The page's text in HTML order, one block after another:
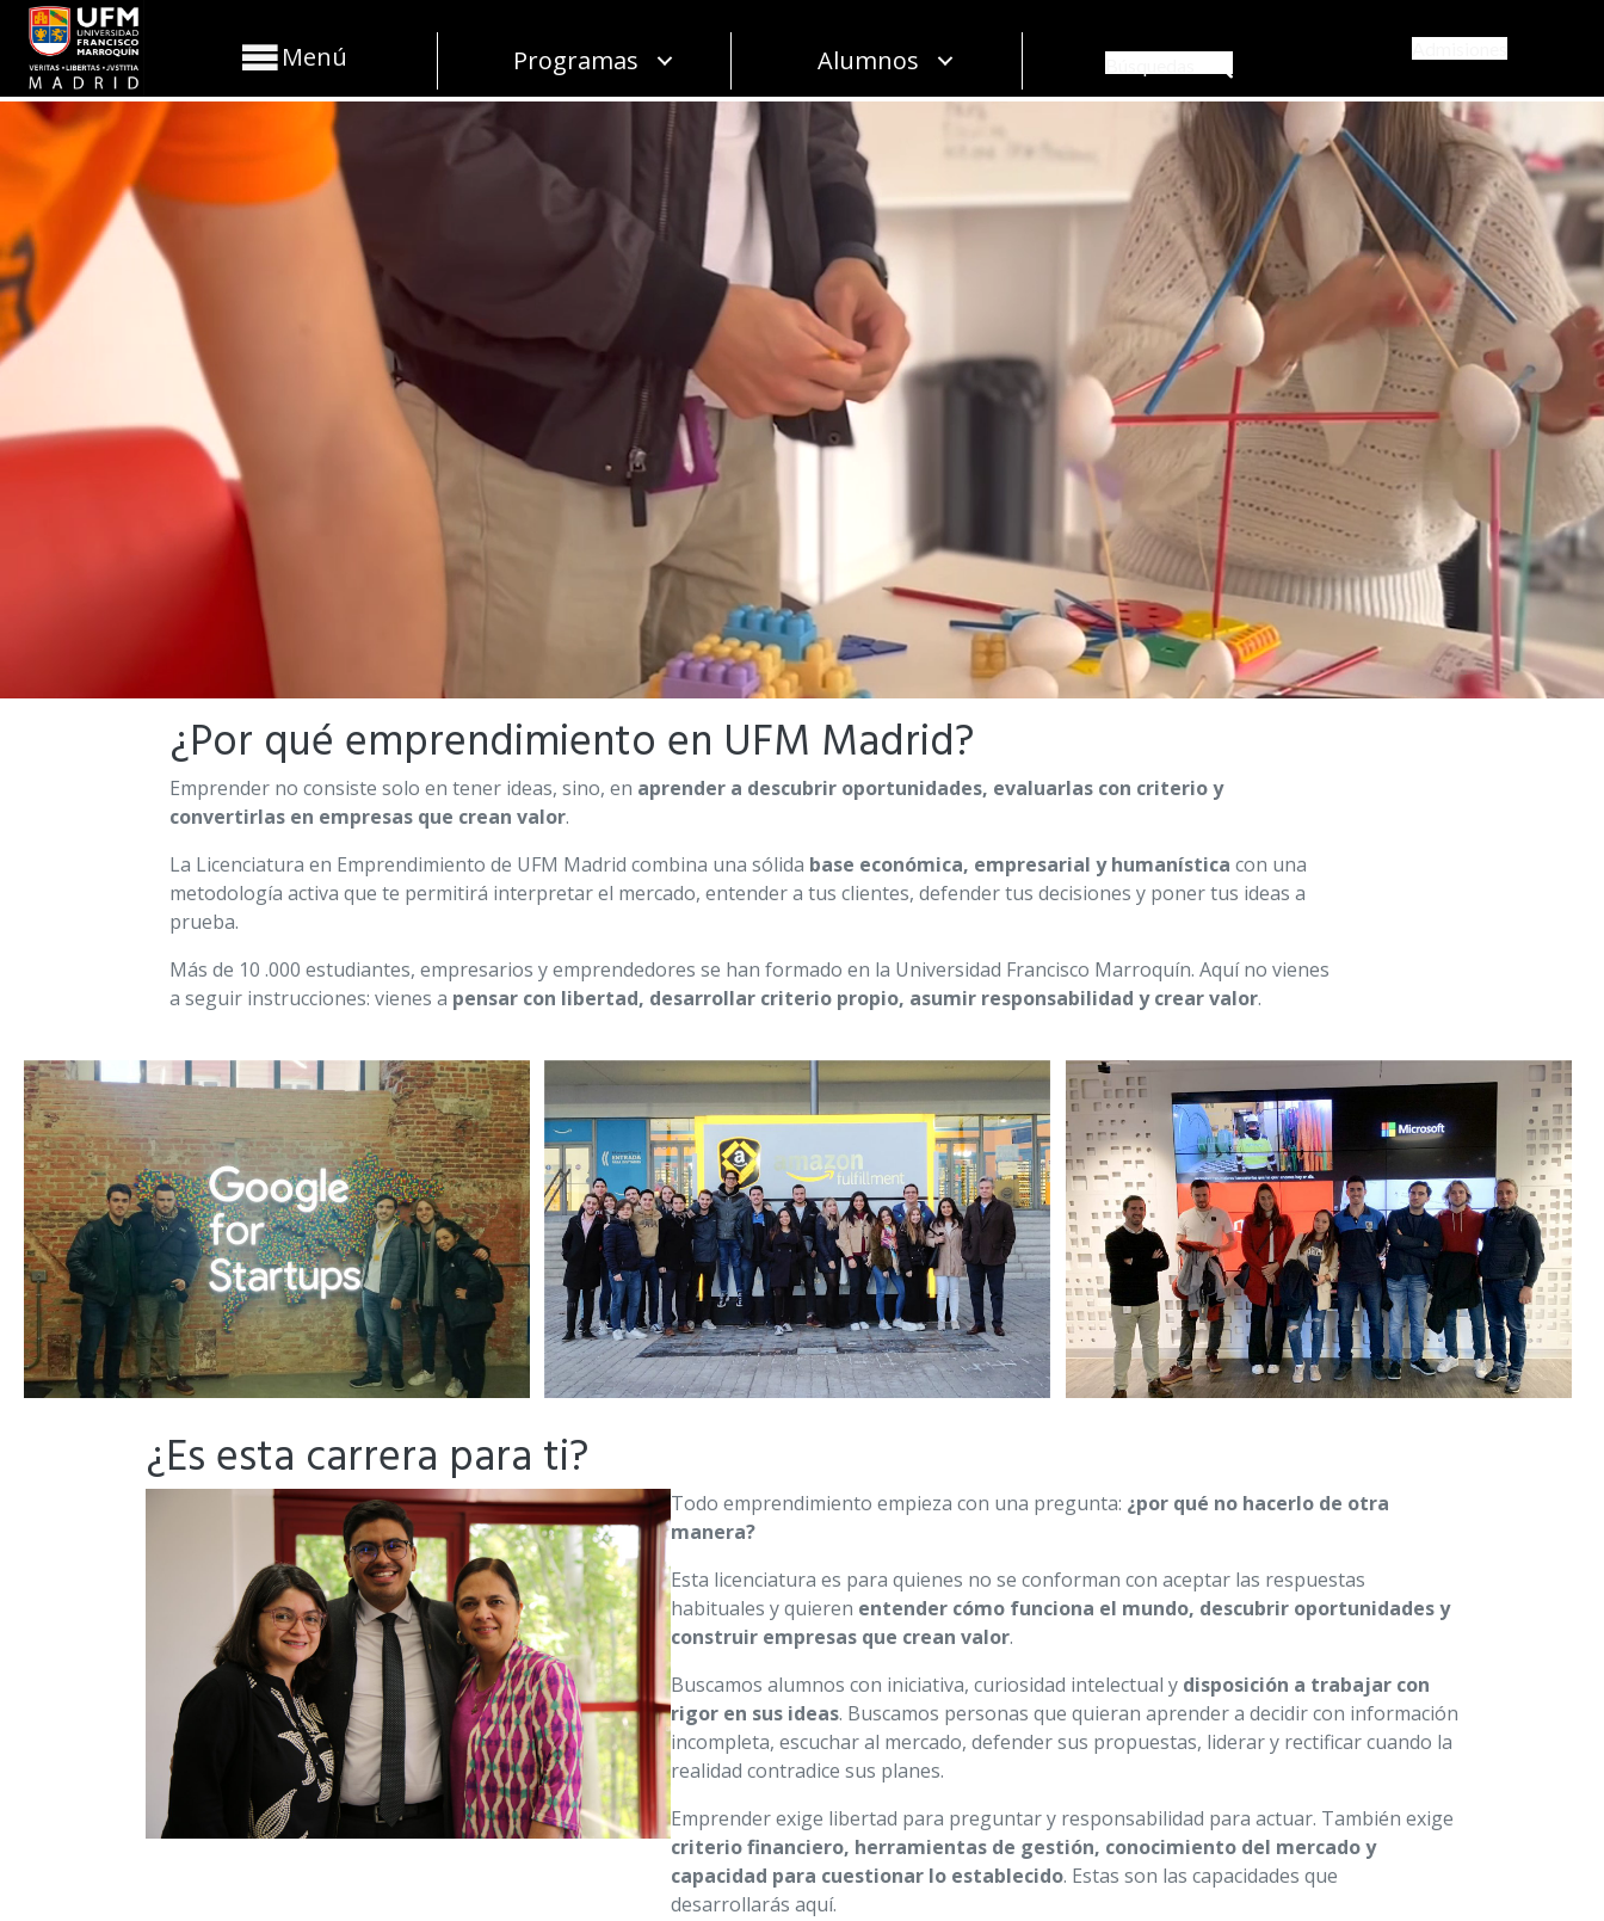
Menú Programas Alumnos
¿Por qué emprendimiento en UFM Madrid?
Emprender no consiste solo en tener ideas, sino, en aprender a descubrir oportunidades, evaluarlas con criterio y
convertirlas en empresas que crean valor.
La Licenciatura en Emprendimiento de UFM Madrid combina una sólida base económica, empresarial y humanística con una
metodología activa que te permitirá interpretar el mercado, entender a tus clientes, defender tus decisiones y poner tus ideas a
prueba.
Más de 10 .000 estudiantes, empresarios y emprendedores se han formado en la Universidad Francisco Marroquín. Aquí no vienes
a seguir instrucciones: vienes a pensar con libertad, desarrollar criterio propio, asumir responsabilidad y crear valor.
¿Es esta carrera para ti? Todo emprendimiento empieza con una pregunta: ¿por qué no hacerlo de otra
manera?
Esta licenciatura es para quienes no se conforman con aceptar las respuestas
habituales y quieren entender cómo funciona el mundo, descubrir oportunidades y
construir empresas que crean valor.
Buscamos alumnos con iniciativa, curiosidad intelectual y disposición a trabajar con
rigor en sus ideas. Buscamos personas que quieran aprender a decidir con información
incompleta, escuchar al mercado, defender sus propuestas, liderar y rectificar cuando la
realidad contradice sus planes.
Emprender exige libertad para preguntar y responsabilidad para actuar. También exige
criterio financiero, herramientas de gestión, conocimiento del mercado y
capacidad para cuestionar lo establecido. Estas son las capacidades que
desarrollarás aquí.